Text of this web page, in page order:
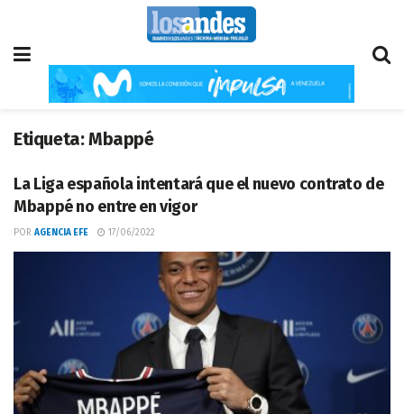
Etiqueta:Mbappé
La Liga española intentará que el nuevo contrato de
Mbappé no entre en vigor
POR AGENCIA EFE 17/06/2022